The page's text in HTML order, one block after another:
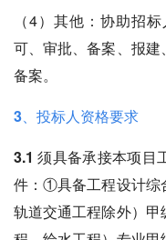
（4）其他：协助招
可、审批、备案、报
备案。
3、投标人资格要求
3.1 须具备承接本项目
件 ：①具备工程设计综
轨道交通工程除外）